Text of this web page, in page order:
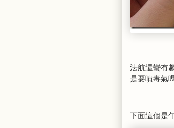
法航還蠻有
是要噴毒氣
下面這個是